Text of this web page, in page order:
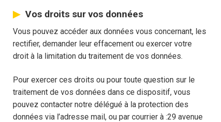
Vos droits sur vos données
Vous pouvez accéder aux données vous concernant, les
rectifier, demander leur effacement ou exercer votre
droit à la limitation du traitement de vos données.
Pour exercer ces droits ou pour toute question sur le
traitement de vos données dans ce dispositif, vous
pouvez contacter notre délégué à la protection des
données via l’adresse mail, ou par courrier à :29 avenue